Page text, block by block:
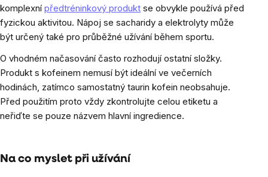
komplexní předtréninkový produkt se obvykle používá před
fyzickou aktivitou. Nápoj se sacharidy a elektrolyty může
být určený také pro průběžné užívání během sportu.
O vhodném načasování často rozhodují ostatní složky.
Produkt s kofeinem nemusí být ideální ve večerních
hodinách, zatímco samostatný taurin kofein neobsahuje.
Před použitím proto vždy zkontrolujte celou etiketu a
neřiďte se pouze názvem hlavní ingredience.
Na co myslet při užívání